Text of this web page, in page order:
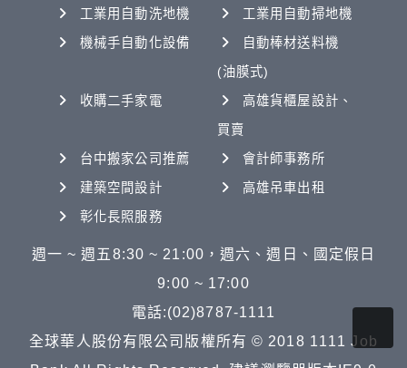
工業用自動洗地機
工業用自動掃地機
機械手自動化設備
自動棒材送料機
(油膜式)
收購二手家電
高雄貨櫃屋設計、
買賣
台中搬家公司推薦
會計師事務所
建築空間設計
高雄吊車出租
彰化長照服務
週一 ~ 週五8:30 ~ 21:00，週六、週日、國定假日
9:00 ~ 17:00
電話:(02)8787-1111
全球華人股份有限公司版權所有 © 2018 1111 Job